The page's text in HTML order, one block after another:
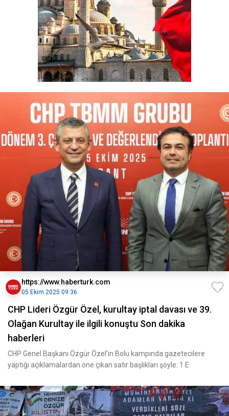
https://www.haberturk.com
05 Ekim 2025 09:36
CHP Lideri Özgür Özel, kurultay iptal davası ve 39.
Olağan Kurultay ile ilgili konuştu Son dakika
haberleri
CHP Genel Başkanı Özgür Özel'in Bolu kampında gazetecilere
yaptığı açıklamalardan öne çıkan satır başlıkları şöyle: 1 E